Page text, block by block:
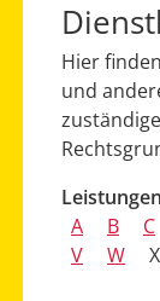
Hier
und
Leistungen
A
B C
V
W X